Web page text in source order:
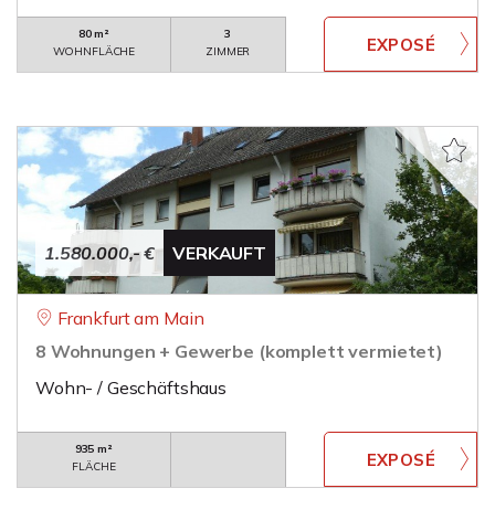
80 m²
WOHNFLÄCHE
3
ZIMMER
1.580.000,- € VERKAUFT
Frankfurt am Main
8 Wohnungen + Gewerbe (komplett vermietet)
Wohn- / Geschäftshaus
935 m²
FLÄCHE